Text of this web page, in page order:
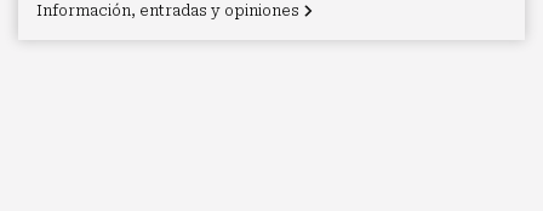
Información, entradas y opiniones